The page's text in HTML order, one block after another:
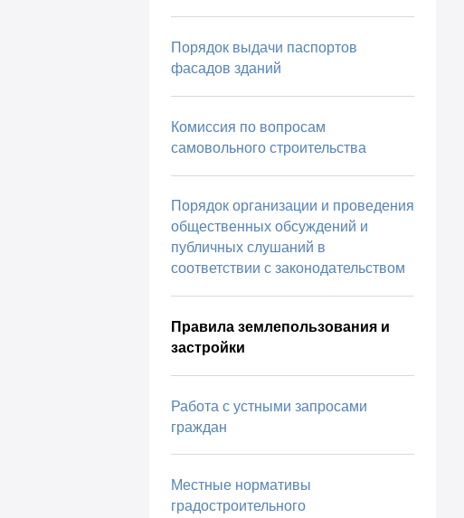
Порядок выдачи паспортов
фасадов зданий
Комиссия по вопросам
самовольного строительства
Порядок организации и проведения
общественных обсуждений и
публичных слушаний в
соответствии с законодательством
Правила землепользования и
застройки
Работа с устными запросами
граждан
Местные нормативы
градостроительного